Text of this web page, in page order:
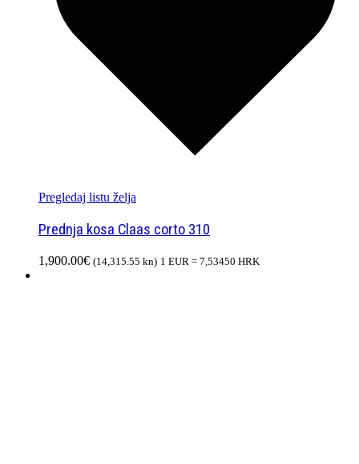
Pregledaj listu želja
Prednja kosa Claas corto 310
1,900.00€ (14,315.55 kn) 1 EUR = 7,53450 HRK